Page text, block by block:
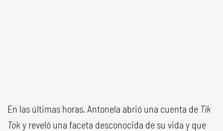
En las últimas horas, Antonela abrió una cuenta de Tik
Toky reveló una faceta desconocida de su vida y que